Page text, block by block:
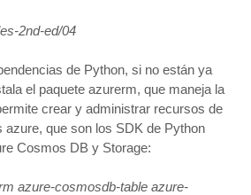
2nd-ed/04
de Python, si no están ya
el paquete azurerm, que maneja la
crear y administrar recursos de
azure, que son los SDK de Python
Cosmos DB y Storage:
azure-cosmosdb-table azure-